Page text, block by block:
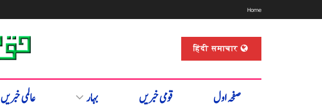
Home
हिंदी समाचार
صفحہ اول قومی خبریں بہار عالمی خبریں